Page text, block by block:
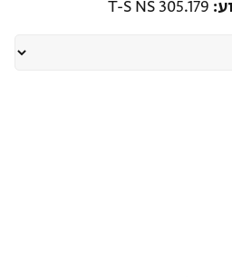
T-S NS 305.179